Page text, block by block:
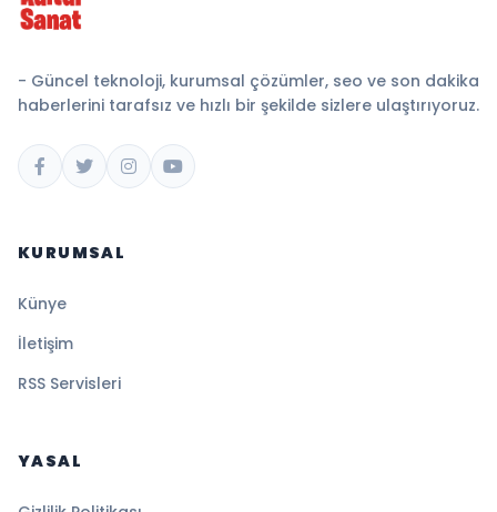
- Güncel teknoloji, kurumsal çözümler, seo ve son dakika
haberlerini tarafsız ve hızlı bir şekilde sizlere ulaştırıyoruz.
KURUMSAL
Künye
İletişim
RSS Servisleri
YASAL